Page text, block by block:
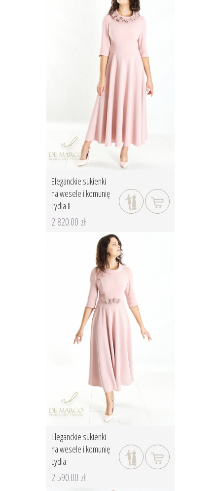
Eleganckie sukienki
na wesele i komunię
Lydia II
2 820.00 zł
Eleganckie sukienki
na wesele i komunię
Lydia
2 590.00 zł